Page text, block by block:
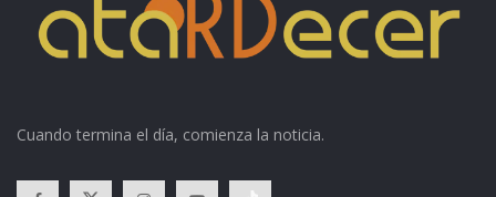
Cuando termina el día, comienza la noticia.